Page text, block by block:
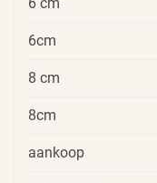
6cm
8 cm
8cm
aankoop